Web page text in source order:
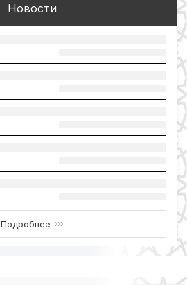
Новости
Подробнее ›››